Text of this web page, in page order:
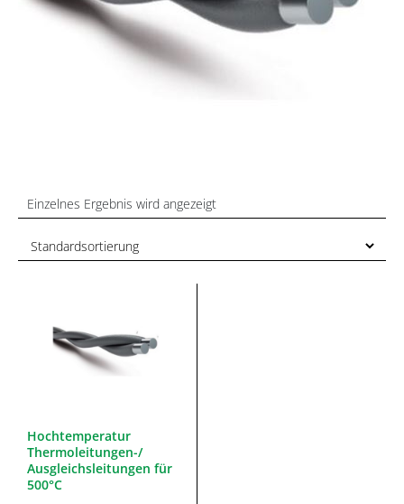
Einzelnes Ergebnis wird angezeigt
Hochtemperatur
Thermoleitungen-/
Ausgleichsleitungen für
500°C